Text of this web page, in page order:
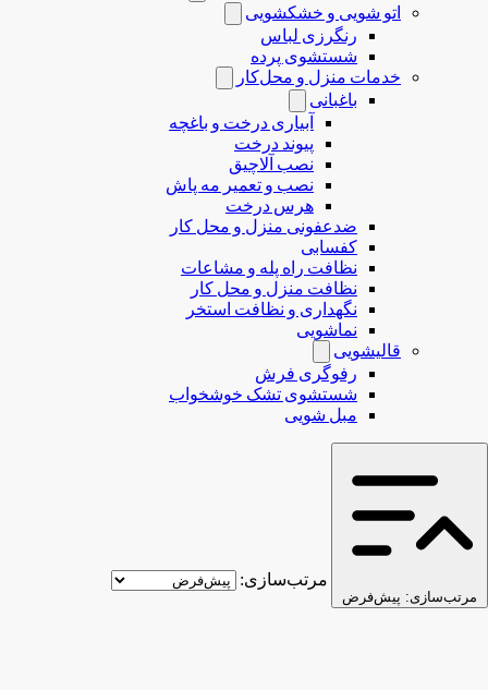
اتو شویی و خشکشویی
رنگرزی لباس
شستشوی پرده
خدمات منزل و محل‌کار
باغبانی
آبیاری درخت و باغچه
پیوند درخت
نصب آلاچیق
نصب و تعمیر مه پاش
هرس درخت
ضدعفونی منزل و محل کار
کفسابی
نظافت راه پله و مشاعات
نظافت منزل و محل کار
نگهداری و نظافت استخر
نماشویی
قالیشویی
رفوگری فرش
شستشوی تشک خوشخواب
مبل شویی
مرتب‌سازی: پیش‌فرض
مرتب‌سازی: